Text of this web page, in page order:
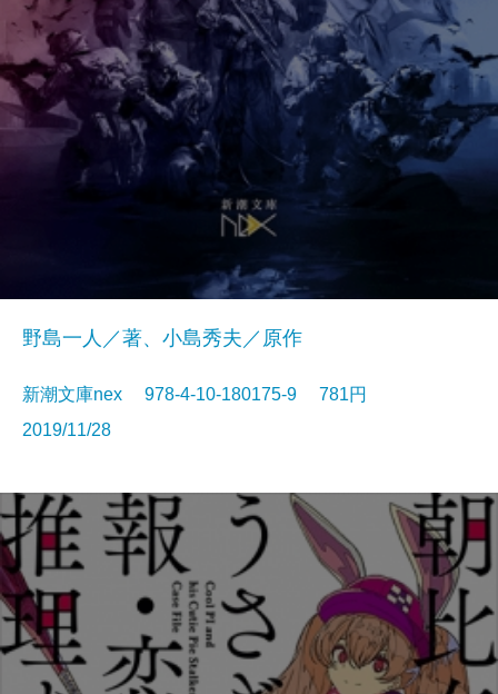
野島一人／著、小島秀夫／原作
新潮文庫nex 978-4-10-180175-9 781円
2019/11/28